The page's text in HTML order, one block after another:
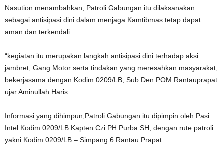
Nasution menambahkan, Patroli Gabungan itu dilaksanakan
sebagai antisipasi dini dalam menjaga Kamtibmas tetap dapat
aman dan terkendali.
“kegiatan itu merupakan langkah antisipasi dini terhadap aksi
jambret, Gang Motor serta tindakan yang meresahkan masyarakat,
bekerjasama dengan Kodim 0209/LB, Sub Den POM Rantauprapat
ujar Aminullah Haris.
Informasi yang dihimpun,Patroli Gabungan itu dipimpin oleh Pasi
Intel Kodim 0209/LB Kapten Czi PH Purba SH, dengan rute patroli
yakni Kodim 0209/LB – Simpang 6 Rantau Prapat.